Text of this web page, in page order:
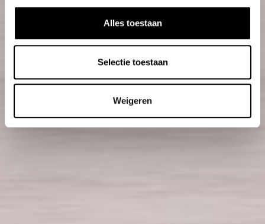
Alles toestaan
Selectie toestaan
Weigeren